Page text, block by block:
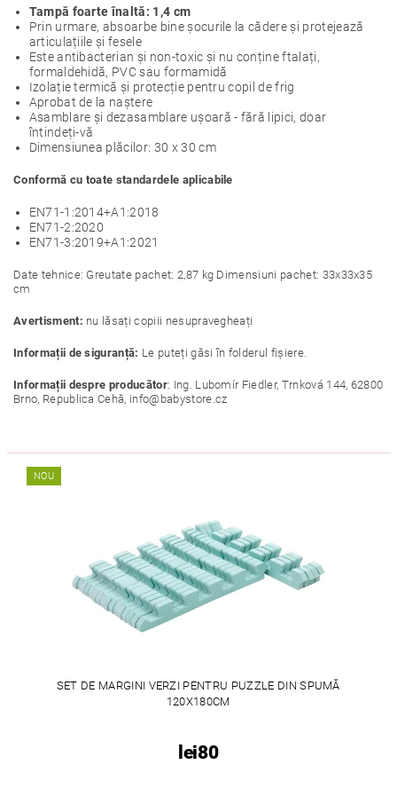
Tampă foarte înaltă: 1,4 cm
Prin urmare, absoarbe bine șocurile la cădere și protejează
articulațiile și fesele
Este antibacterian și non-toxic și nu conține ftalați,
formaldehidă, PVC sau formamidă
Izolație termică și protecție pentru copil de frig
Aprobat de la naștere
Asamblare și dezasamblare ușoară - fără lipici, doar
întindeți-vă
Dimensiunea plăcilor: 30 x 30 cm
Conformă cu toate standardele aplicabile
EN71-1:2014+A1:2018
EN71-2:2020
EN71-3:2019+A1:2021
Date tehnice: Greutate pachet: 2,87 kg Dimensiuni pachet: 33x33x35
cm
Avertisment: nu lăsați copiii nesupravegheați
Informații de siguranță: Le puteți găsi în folderul fișiere.
Informații despre producător: Ing. Lubomír Fiedler, Trnková 144, 62800
Brno, Republica Cehă, info@babystore.cz
NOU
SET DE MARGINI VERZI PENTRU PUZZLE DIN SPUMĂ
120X180CM
lei80